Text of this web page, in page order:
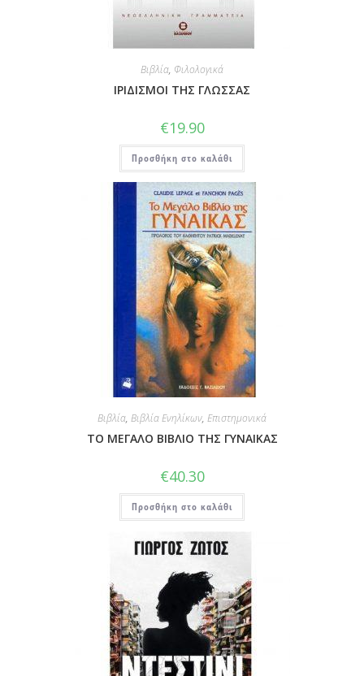
Βιβλία, Φιλολογικά
ΙΡΙΔΙΣΜΟΙ ΤΗΣ ΓΛΩΣΣΑΣ
€19.90
Προσθήκη στο καλάθι
Βιβλία, Βιβλία Ενηλίκων, Επιστημονικά
ΤΟ ΜΕΓΑΛΟ ΒΙΒΛΙΟ ΤΗΣ ΓΥΝΑΙΚΑΣ
€40.30
Προσθήκη στο καλάθι